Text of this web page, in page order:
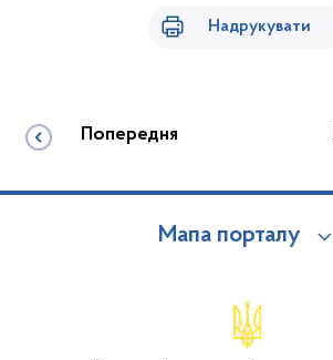
Надрукувати
Попередня
Мапа порталу